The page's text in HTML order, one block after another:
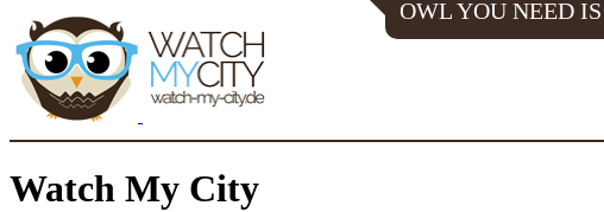
OWL YOU NEED IS
Watch My City